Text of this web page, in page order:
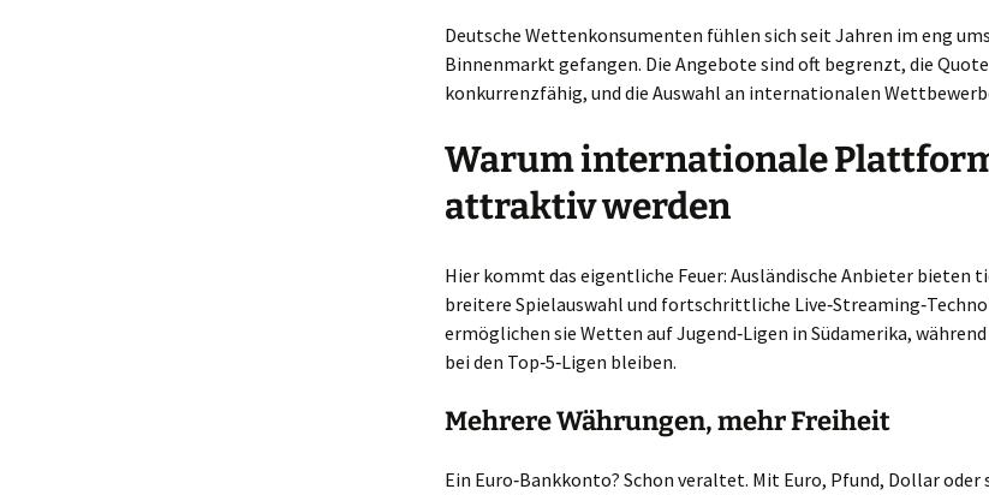
Deutsche Wettenkonsumenten fühlen sich seit Jahren im eng
Binnenmarkt gefangen. Die Angebote sind oft begrenzt, die
konkurrenzfähig, und die Auswahl an internationalen
Warum internationale
attraktiv werden
Hier kommt das eigentliche Feuer: Ausländische Anbieter bieten
breitere Spielauswahl und fortschrittliche
ermöglichen sie Wetten auf Jugend‑Ligen in Südamerika,
bei den Top‑5‑Ligen bleiben.
Mehrere Währungen, mehr Freiheit
Ein Euro‑Bankkonto? Schon veraltet. Mit Euro, Pfund, Dollar oder